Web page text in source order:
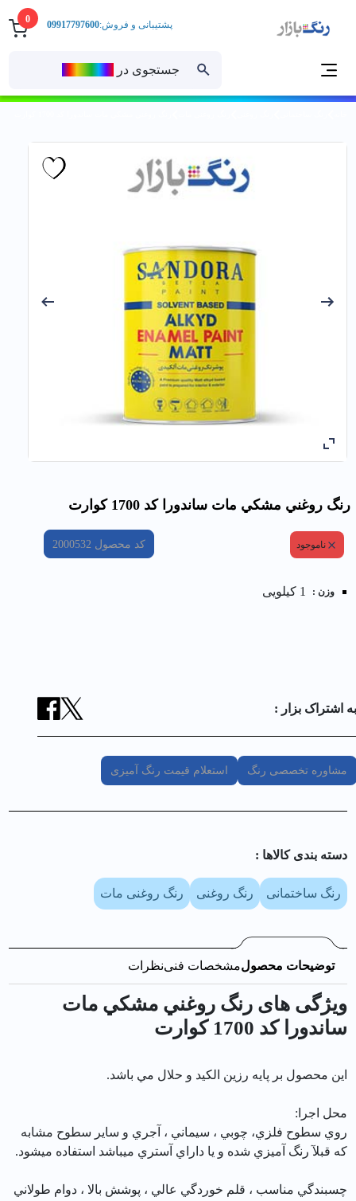
0
جستجوی در
پشتیبانی و فروش:09917797600
رنگ روغني مشكي مات ساندورا کد 1700 كوارت
ناموجود کد محصول 2000532
وزن : 1 کیلویی
به اشتراک بزار :
مشاوره تخصصی رنگ استعلام قیمت رنگ آمیزی
دسته بندی کالا‌ها :
رنگ ساختمانی رنگ روغنی رنگ روغنی مات
توضیحات محصولمشخصات فنینظرات
ویژگی های رنگ روغني مشكي مات
ساندورا کد 1700 كوارت
اين محصول بر پايه رزين الكيد و حلال مي باشد.
محل اجرا:
روي سطوح فلزي، چوبي ، سيماني ، آجري و ساير سطوح مشابه
كه قبلآ رنگ آميزي شده و يا داراي آستري ميباشد استفاده ميشود.
چسبندگي مناسب ، قلم خوردگي عالي ، پوشش بالا ، دوام طولاني